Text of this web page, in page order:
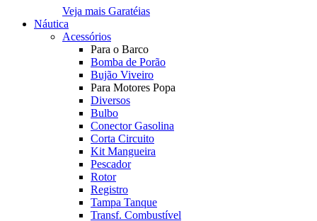
Veja mais Garatéias
Náutica
Acessórios
Para o Barco
Bomba de Porão
Bujão Viveiro
Para Motores Popa
Diversos
Bulbo
Conector Gasolina
Corta Circuito
Kit Mangueira
Pescador
Rotor
Registro
Tampa Tanque
Transf. Combustível